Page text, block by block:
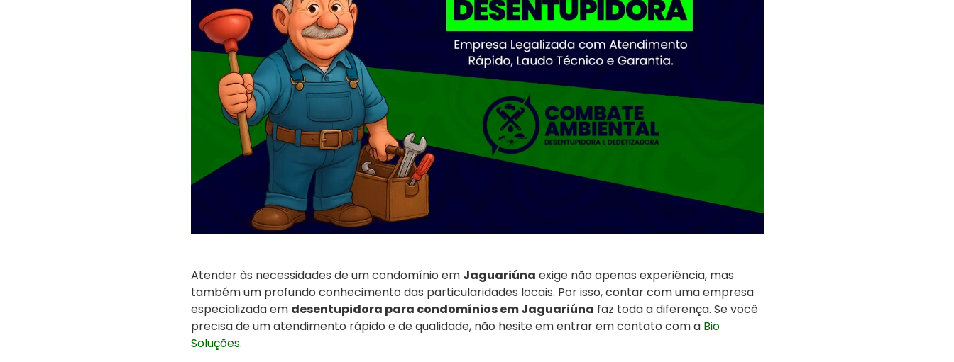
Atender às necessidades de um condomínio em Jaguariúna exige não apenas experiência, mas
também um profundo conhecimento das particularidades locais. Por isso, contar com uma empresa
especializada em desentupidora para condomínios em Jaguariúna faz toda a diferença. Se você
precisa de um atendimento rápido e de qualidade, não hesite em entrar em contato com a Bio
Soluções.